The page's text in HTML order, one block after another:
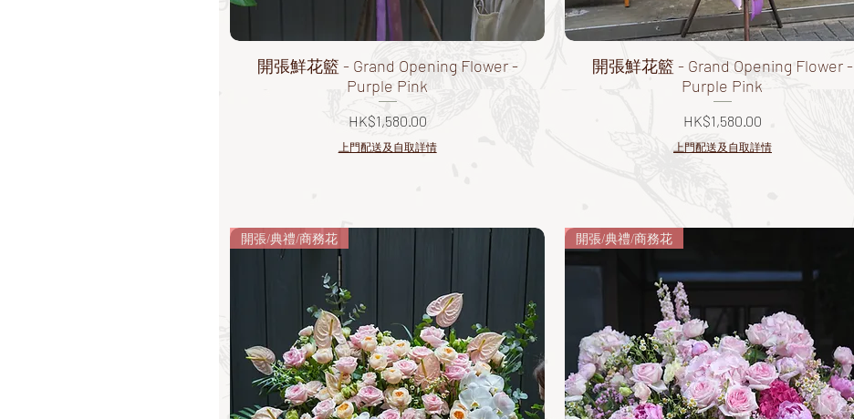
開張鮮花籃 - Grand Opening Flower -
Purple Pink
價格
HK$1,580.00
上門配送及自取詳情
開張鮮花籃 - Grand Opening Flower -
Purple Pink
價格
HK$1,580.00
上門配送及自取詳情
開張/典禮/商務花 開張/典禮/商務花